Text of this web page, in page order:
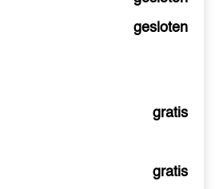
gesloten
gratis
gratis